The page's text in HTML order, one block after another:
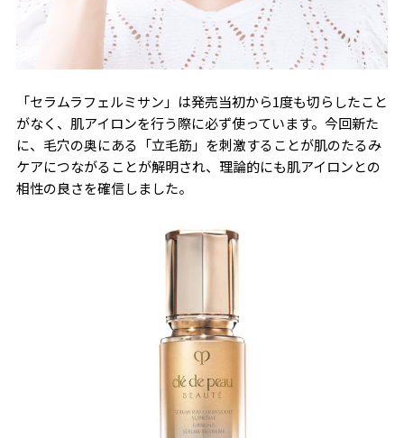
「セラムラフェルミサン」は発売当初から1度も切らしたこと
がなく、肌アイロンを行う際に必ず使っています。今回新た
に、毛穴の奥にある「立毛筋」を刺激することが肌のたるみ
ケアにつながることが解明され、理論的にも肌アイロンとの
相性の良さを確信しました。